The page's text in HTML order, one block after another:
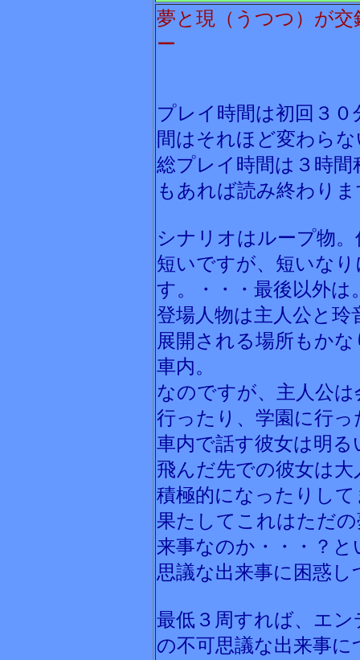
夢と現（うつつ）が
ー
プレイ時間は初回３
間はそれほど変わら
総プレイ時間は３時
もあれば読み終わり
シナリオはループ物
短いですが、短いな
す。・・・最後以外は
登場人物は主人公と玲
展開される場所もか
車内。
なのですが、主人公
行ったり、学園に行
車内で話す彼女は明
飛んだ先での彼女は
積極的になったりして
果たしてこれはただ
来事なのか・・・？
思議な出来事に困惑
最低３周すれば、エ
の不可思議な出来事